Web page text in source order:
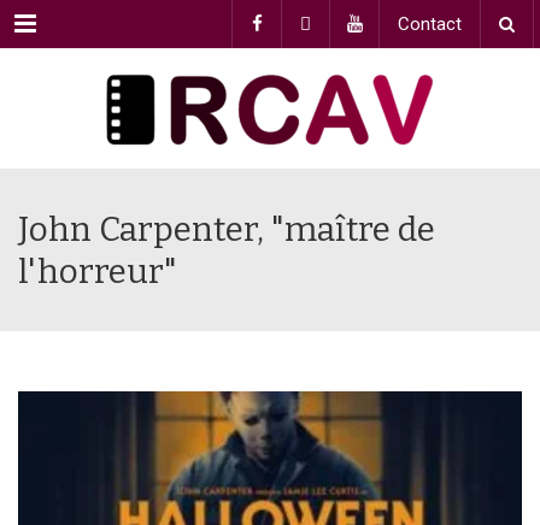
Menu Contact
John Carpenter, "maître de
l'horreur"